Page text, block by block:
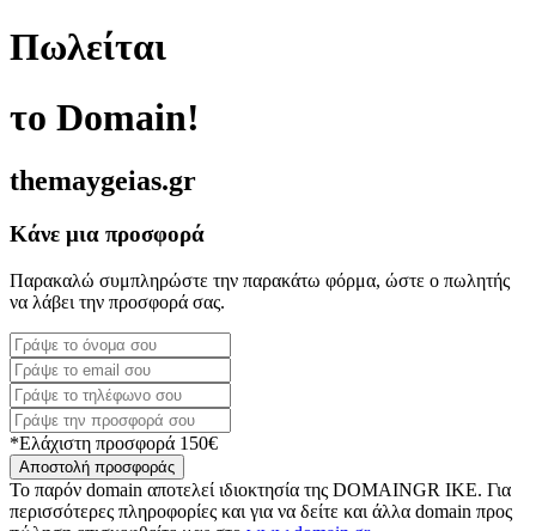
Πωλείται
το Domain!
themaygeias.gr
Κάνε μια προσφορά
Παρακαλώ συμπληρώστε την παρακάτω φόρμα, ώστε ο πωλητής
να λάβει την προσφορά σας.
*Ελάχιστη προσφορά 150€
Αποστολή προσφοράς
Το παρόν domain αποτελεί ιδιοκτησία της DOMAINGR ΙΚΕ. Για
περισσότερες πληροφορίες και για να δείτε και άλλα domain προς